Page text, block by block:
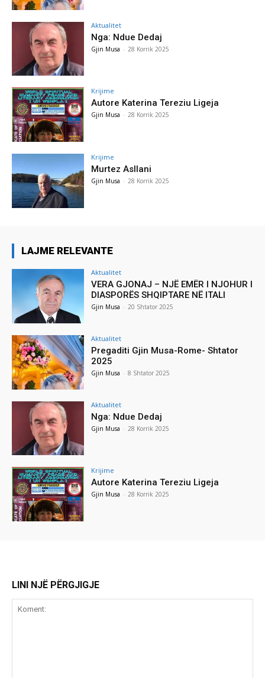
Aktualitet
Nga: Ndue Dedaj
Gjin Musa - 28 Korrik 2025
Krijime
Autore Katerina Tereziu Ligeja
Gjin Musa - 28 Korrik 2025
Krijime
Murtez Asllani
Gjin Musa - 28 Korrik 2025
LAJME RELEVANTE
Aktualitet
VERA GJONAJ – NJË EMËR I NJOHUR I
DIASPORËS SHQIPTARE NË ITALI
Gjin Musa - 20 Shtator 2025
Aktualitet
Pregaditi Gjin Musa-Rome- Shtator
2025
Gjin Musa - 8 Shtator 2025
Aktualitet
Nga: Ndue Dedaj
Gjin Musa - 28 Korrik 2025
Krijime
Autore Katerina Tereziu Ligeja
Gjin Musa - 28 Korrik 2025
LINI NJË PËRGJIGJE